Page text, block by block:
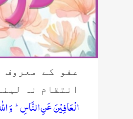
عفو کے معروف
انتقام نہ
الْعَافِیْنَ عَنِ النَّاسِؕ-وَ